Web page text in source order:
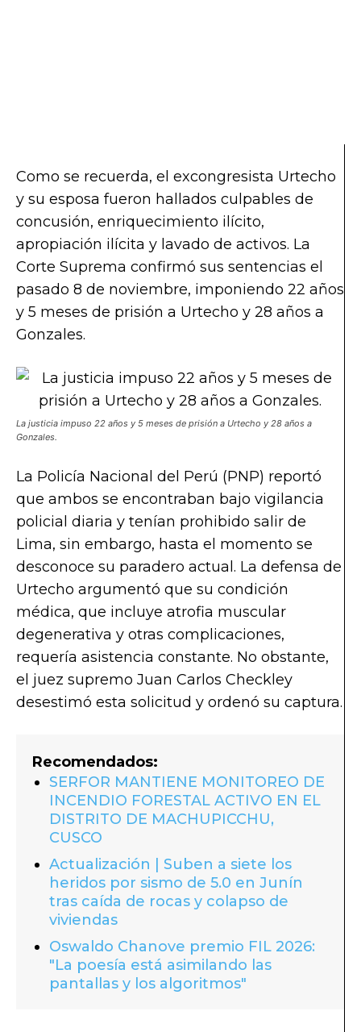
Como se recuerda, el excongresista Urtecho
y su esposa fueron hallados culpables de
concusión, enriquecimiento ilícito,
apropiación ilícita y lavado de activos. La
Corte Suprema confirmó sus sentencias el
pasado 8 de noviembre, imponiendo 22 años
y 5 meses de prisión a Urtecho y 28 años a
Gonzales.
La justicia impuso 22 años y 5 meses de prisión a Urtecho y 28 años a
Gonzales.
La Policía Nacional del Perú (PNP) reportó
que ambos se encontraban bajo vigilancia
policial diaria y tenían prohibido salir de
Lima, sin embargo, hasta el momento se
desconoce su paradero actual. La defensa de
Urtecho argumentó que su condición
médica, que incluye atrofia muscular
degenerativa y otras complicaciones,
requería asistencia constante. No obstante,
el juez supremo Juan Carlos Checkley
desestimó esta solicitud y ordenó su captura.
Recomendados:
SERFOR MANTIENE MONITOREO DE
INCENDIO FORESTAL ACTIVO EN EL
DISTRITO DE MACHUPICCHU,
CUSCO
Actualización | Suben a siete los
heridos por sismo de 5.0 en Junín
tras caída de rocas y colapso de
viviendas
Oswaldo Chanove premio FIL 2026:
"La poesía está asimilando las
pantallas y los algoritmos"